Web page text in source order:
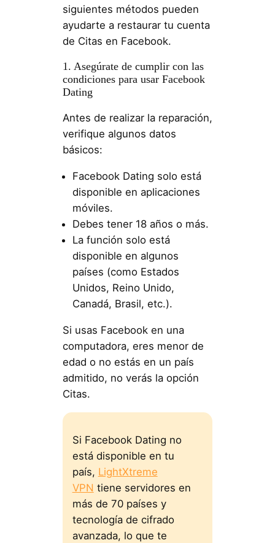
siguientes métodos pueden
ayudarte a restaurar tu cuenta
de Citas en Facebook.
1. Asegúrate de cumplir con las
condiciones para usar Facebook
Dating
Antes de realizar la reparación,
verifique algunos datos
básicos:
Facebook Dating solo está
disponible en aplicaciones
móviles.
Debes tener 18 años o más.
La función solo está
disponible en algunos
países (como Estados
Unidos, Reino Unido,
Canadá, Brasil, etc.).
Si usas Facebook en una
computadora, eres menor de
edad o no estás en un país
admitido, no verás la opción
Citas.
Si Facebook Dating no
está disponible en tu
país, LightXtreme
VPN tiene servidores en
más de 70 países y
tecnología de cifrado
avanzada, lo que te